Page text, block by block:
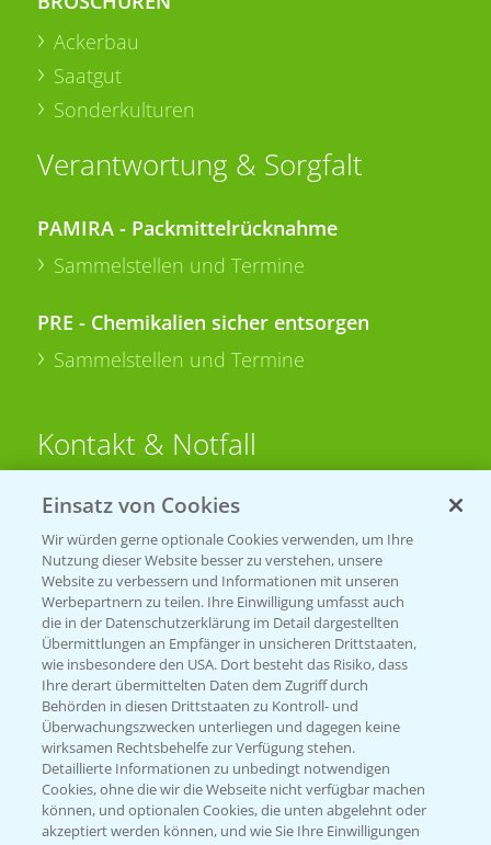
Ackerbau
Saatgut
Sonderkulturen
Verantwortung & Sorgfalt
PAMIRA - Packmittelrücknahme
Sammelstellen und Termine
PRE - Chemikalien sicher entsorgen
Sammelstellen und Termine
Kontakt & Notfall
Beratung auf WhatsApp
T.+49 (0)174 346 564 1
KONTAKT
Hilfe in Notfällen
T.+49 (0)214/30-20220
Einsatz von Cookies
Wir würden gerne optionale Cookies verwenden, um Ihre
Nutzung dieser Website besser zu verstehen, unsere
Website zu verbessern und Informationen mit unseren
Werbepartnern zu teilen. Ihre Einwilligung umfasst auch
die in der Datenschutzerklärung im Detail dargestellten
Übermittlungen an Empfänger in unsicheren Drittstaaten,
wie insbesondere den USA. Dort besteht das Risiko, dass
Ihre derart übermittelten Daten dem Zugriff durch
Behörden in diesen Drittstaaten zu Kontroll- und
Überwachungszwecken unterliegen und dagegen keine
wirksamen Rechtsbehelfe zur Verfügung stehen.
Detaillierte Informationen zu unbedingt notwendigen
Cookies, ohne die wir die Webseite nicht verfügbar machen
können, und optionalen Cookies, die unten abgelehnt oder
akzeptiert werden können, und wie Sie Ihre Einwilligungen